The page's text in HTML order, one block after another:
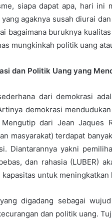
siapa dapat apa, hari ini
agaknya susah diurai
bagaimana buruknya
mungkinkah politik uang
dan Politik Uang yang
dari demokrasi
demokrasi
Mengutip dari Jean Jaques
masyarakat) terdapat
Diantarannya yakni
dan rahasia (LUBER)
kapasitas untuk
digadang sebagai
dan politik uang.